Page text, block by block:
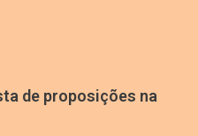
de proposições na